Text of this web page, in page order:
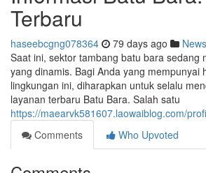
Terbaru
haseebcgng078364 79 days ago News
Saat ini, sektor tambang batu bara sedang
yang dinamis. Bagi Anda yang mempunyai
lingkungan ini, diharapkan untuk selalu
layanan terbaru Batu Bara. Salah satu
https://maearvk581607.laowaiblog.com/
Comments
Who Upvoted